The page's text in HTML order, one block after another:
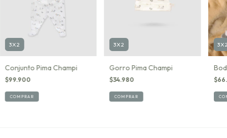
3X2
Conjunto Pima Champi
$99.900
COMPRAR
3X2
Gorro Pima Champi
$34.980
COMPRAR